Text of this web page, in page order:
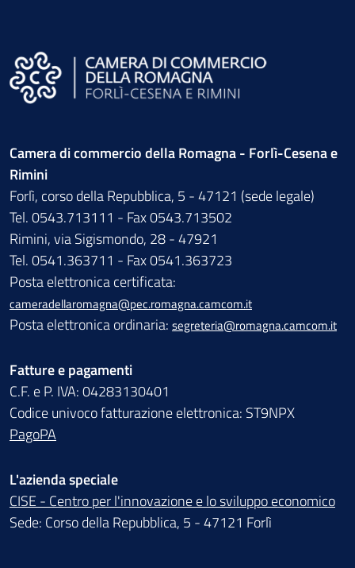
Camera di commercio della Romagna - Forlì-Cesena e
Rimini
Forlì, corso della Repubblica, 5 - 47121 (sede legale)
Tel. 0543.713111 - Fax 0543.713502
Rimini, via Sigismondo, 28 - 47921
Tel. 0541.363711 - Fax 0541.363723
Posta elettronica certificata:
cameradellaromagna@pec.romagna.camcom.it
Posta elettronica ordinaria: segreteria@romagna.camcom.it
Fatture e pagamenti
C.F. e P. IVA: 04283130401
Codice univoco fatturazione elettronica: ST9NPX
PagoPA
L'azienda speciale
CISE - Centro per l'innovazione e lo sviluppo economico
Sede: Corso della Repubblica, 5 - 47121 Forlì